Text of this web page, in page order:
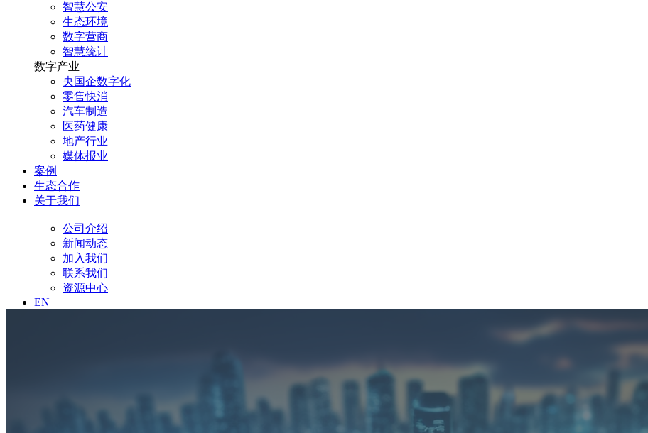
智慧公安
生态环境
数字营商
智慧统计
数字产业
央国企数字化
零售快消
汽车制造
医药健康
地产行业
媒体报业
案例
生态合作
关于我们
公司介绍
新闻动态
加入我们
联系我们
资源中心
EN